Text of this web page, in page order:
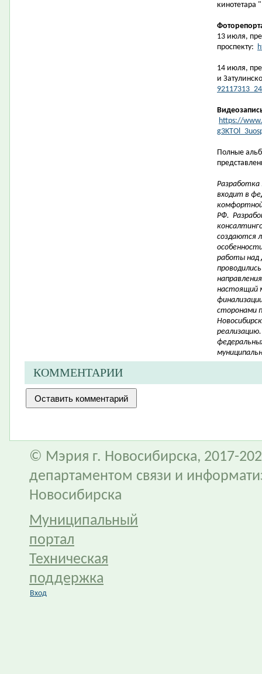
кинотетара
13 июля,
проспекту:
14 июля,
и
https://
Полные
входит в
РФ.
создаются
работы над
настоящий
сторонами
КОММЕНТАРИИ
© Мэрия г. Новосибирска, 2017-
департаментом связи и
Новосибирска
Муниципальный
портал
Техническая
поддержка
Вход